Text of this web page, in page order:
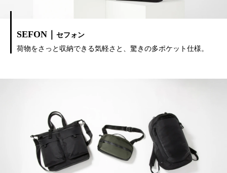
SEFON｜
セフォン
荷物をさっと収納できる気軽さと、驚きの多ポケット仕様。